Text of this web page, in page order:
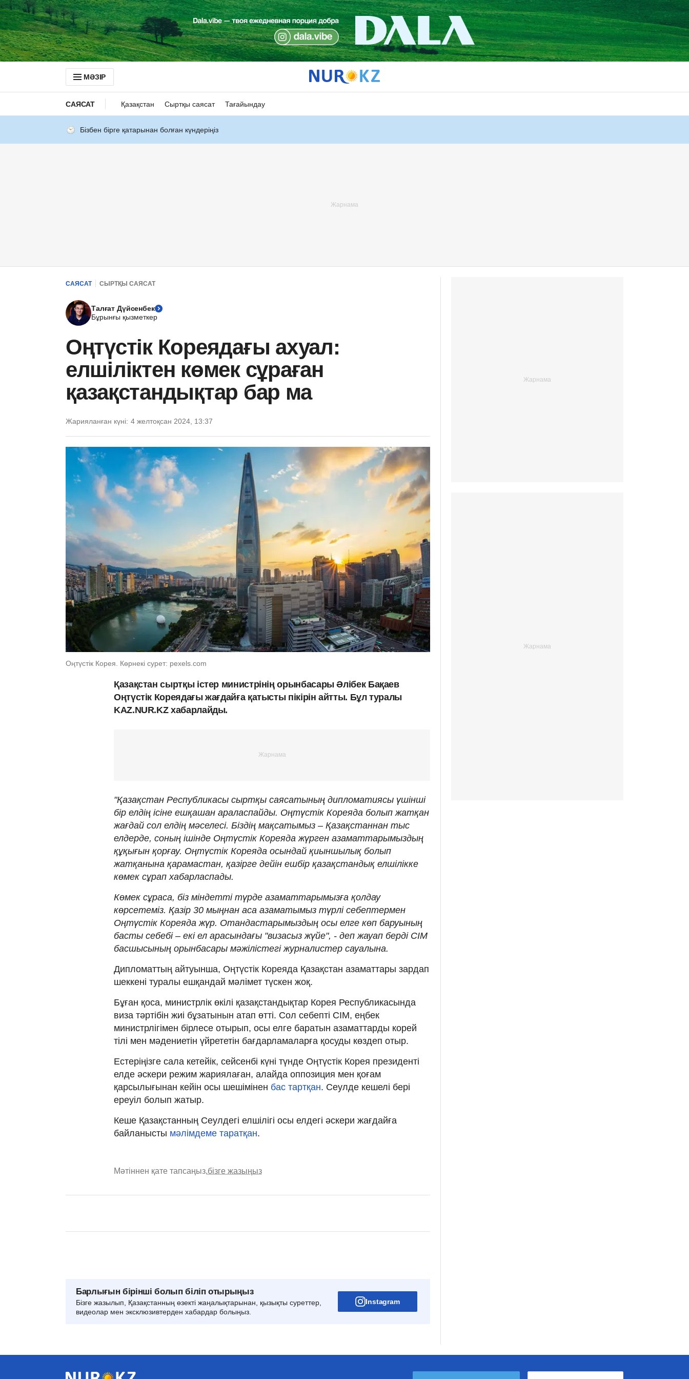
МӘЗІР
САЯСАТ Қазақстан Сыртқы саясат Тағайындау
Бізбен бірге қатарынан болған күндеріңіз
САЯСАТ СЫРТҚЫ САЯСАТ
Талғат Дүйсенбек
Бұрынғы қызметкер
Оңтүстік Кореядағы ахуал:
елшіліктен көмек сұраған
қазақстандықтар бар ма
Жарияланған күні: 4 желтоқсан 2024, 13:37
Оңтүстік Корея. Көрнекі сурет: pexels.com
Қазақстан сыртқы істер министрінің орынбасары Әлібек Бақаев
Оңтүстік Кореядағы жағдайға қатысты пікірін айтты. Бұл туралы
KAZ.NUR.KZ хабарлайды.
"Қазақстан Республикасы сыртқы саясатының дипломатиясы үшінші
бір елдің ісіне ешқашан араласпайды. Оңтүстік Кореяда болып жатқан
жағдай сол елдің мәселесі. Біздің мақсатымыз – Қазақстаннан тыс
елдерде, соның ішінде Оңтүстік Кореяда жүрген азаматтарымыздың
құқығын қорғау. Оңтүстік Кореяда осындай қиыншылық болып
жатқанына қарамастан, қазірге дейін ешбір қазақстандық елшілікке
көмек сұрап хабарласпады.
Көмек сұраса, біз міндетті түрде азаматтарымызға қолдау
көрсетеміз. Қазір 30 мыңнан аса азаматымыз түрлі себептермен
Оңтүстік Кореяда жүр. Отандастарымыздың осы елге көп баруының
басты себебі – екі ел арасындағы "визасыз жүйе", - деп жауап берді СІМ
басшысының орынбасары мәжілістегі журналистер сауалына.
Дипломаттың айтуынша, Оңтүстік Кореяда Қазақстан азаматтары зардап
шеккені туралы ешқандай мәлімет түскен жоқ.
Бұған қоса, министрлік өкілі қазақстандықтар Корея Республикасында
виза тәртібін жиі бұзатынын атап өтті. Сол себепті СІМ, еңбек
министрлігімен бірлесе отырып, осы елге баратын азаматтарды корей
тілі мен мәдениетін үйрететін бағдарламаларға қосуды көздеп отыр.
Естеріңізге сала кетейік, сейсенбі күні түнде Оңтүстік Корея президенті
елде әскери режим жариялаған, алайда оппозиция мен қоғам
қарсылығынан кейін осы шешімінен бас тартқан. Сеулде кешелі бері
ереуіл болып жатыр.
Кеше Қазақстанның Сеулдегі елшілігі осы елдегі әскери жағдайға
байланысты мәлімдеме таратқан.
Мәтіннен қате тапсаңыз,бізге жазыңыз
Барлығын бірінші болып біліп отырыңыз
Бізге жазылып, Қазақстанның өзекті жаңалықтарынан, қызықты суреттер,
видеолар мен эксклюзивтерден хабардар болыңыз.
Instagram